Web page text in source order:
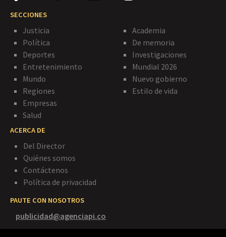
SECCIONES
Justicia
Política
Deportes
Entretenimiento
Mundo
Regiones
Empresas
Salud
Academia
De memoria
Investigaciones
Mundial 2026
Nuevo gobierno
Estilo de vida
ACERCA DE
Del Director
Quiénes somos
Contáctenos
Política de privacidad
PAUTE CON NOSOTROS
publicidad@agenciapi.co